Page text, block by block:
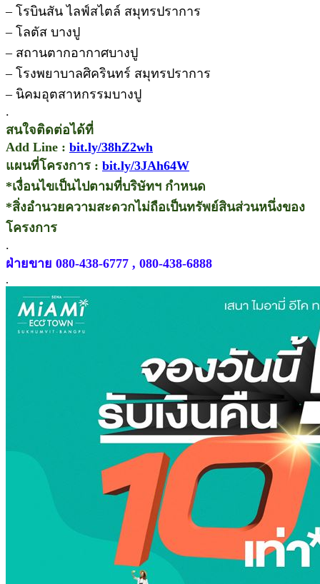
– โรบินสัน ไลฟ์สไตล์ สมุทรปราการ
– โลตัส บางปู
– สถานตากอากาศบางปู
– โรงพยาบาลศิครินทร์ สมุทรปราการ
– นิคมอุตสาหกรรมบางปู
.
สนใจติดต่อได้ที่
Add Line : bit.ly/38hZ2wh
แผนที่โครงการ : bit.ly/3JAh64W
*เงื่อนไขเป็นไปตามที่บริษัทฯ กำหนด
*สิ่งอำนวยความสะดวกไม่ถือเป็นทรัพย์สินส่วนหนึ่งของ
โครงการ
.
ฝ่ายขาย 080-438-6777 , 080-438-6888
.